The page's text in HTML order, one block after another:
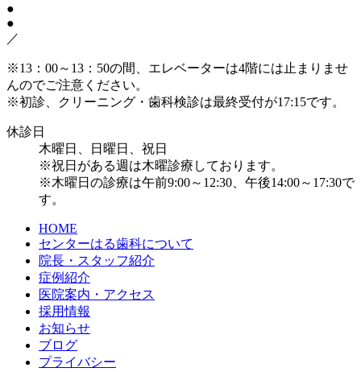
●
●
／
※13：00～13：50の間、エレベーターは4階には止まりませ
んのでご注意ください。
※初診、クリーニング・歯科検診は最終受付が17:15です。
休診日
木曜日、日曜日、祝日
※祝日がある週は木曜診療しております。
※木曜日の診療は午前9:00～12:30、午後14:00～17:30で
す。
HOME
センターはる歯科について
院長・スタッフ紹介
症例紹介
医院案内・アクセス
採用情報
お知らせ
ブログ
プライバシー